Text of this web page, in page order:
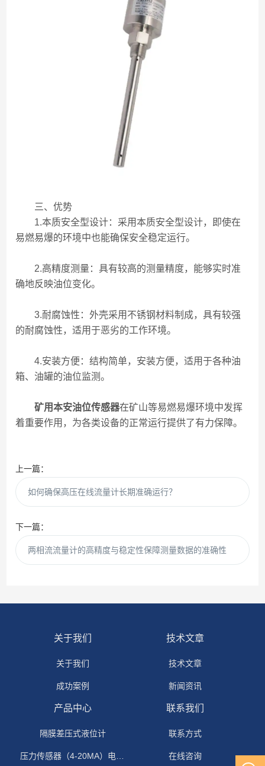
三、优势
1.本质安全型设计：采用本质安全型设计，即使在
易燃易爆的环境中也能确保安全稳定运行。
2.高精度测量：具有较高的测量精度，能够实时准
确地反映油位变化。
3.耐腐蚀性：外壳采用不锈钢材料制成，具有较强
的耐腐蚀性，适用于恶劣的工作环境。
4.安装方便：结构简单，安装方便，适用于各种油
箱、油罐的油位监测。
矿用本安油位传感器在矿山等易燃易爆环境中发挥
着重要作用，为各类设备的正常运行提供了有力保障。
上一篇：
如何确保高压在线流量计长期准确运行？
下一篇：
两相流流量计的高精度与稳定性保障测量数据的准确性
关于我们
关于我们
成功案例
技术文章
技术文章
新闻资讯
产品中心
隔膜差压式液位计
压力传感器（4-20MA）电流输出
联系我们
联系方式
在线咨询